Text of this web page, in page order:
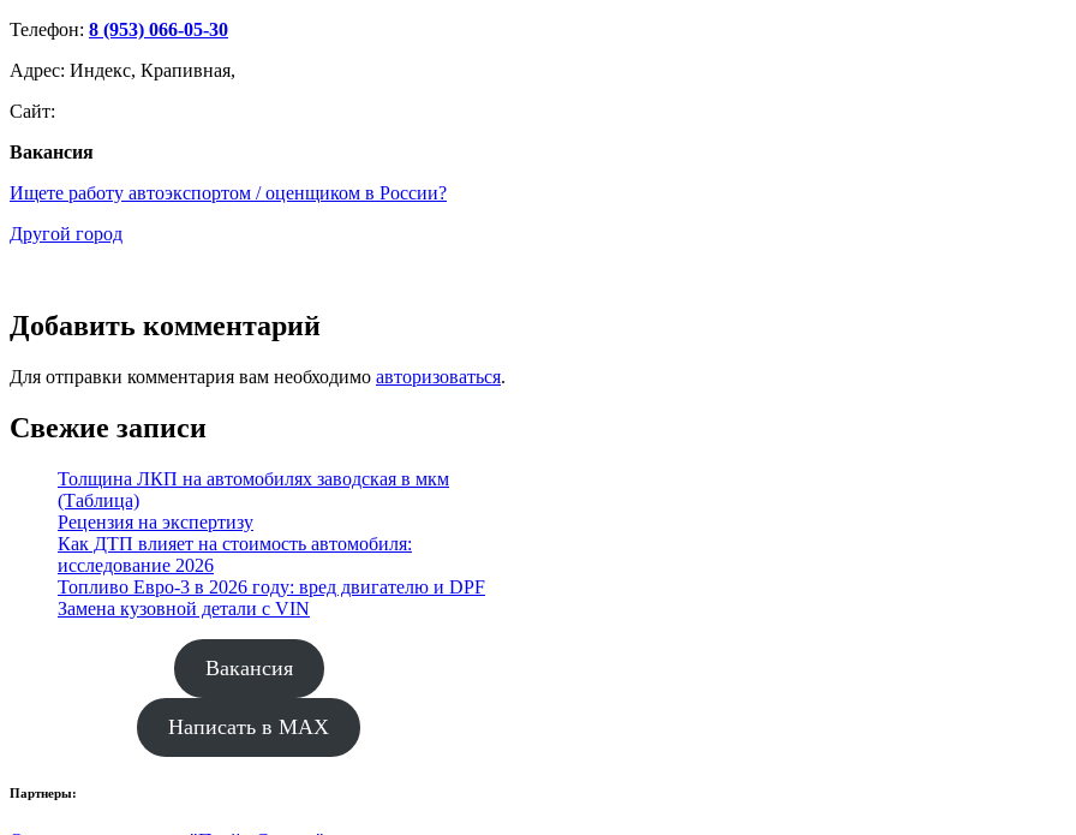
Телефон: 8 (953) 066-05-30
Адрес: Индекс, Крапивная,
Сайт:
Вакансия
Ищете работу автоэкспортом / оценщиком в России?
Другой город
Добавить комментарий
Для отправки комментария вам необходимо авторизоваться.
Свежие записи
Толщина ЛКП на автомобилях заводская в мкм
(Таблица)
Рецензия на экспертизу
Как ДТП влияет на стоимость автомобиля:
исследование 2026
Топливо Евро-3 в 2026 году: вред двигателю и DPF
Замена кузовной детали с VIN
Вакансия
Написать в MAX
Партнеры: